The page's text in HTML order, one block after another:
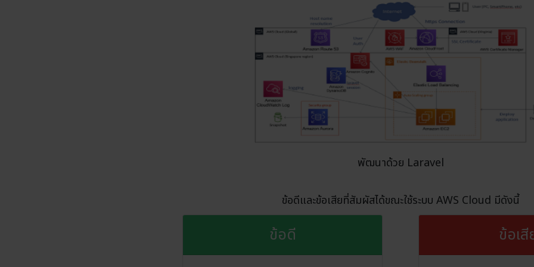
พัฒนาด้วย Laravel
ข้อดีและข้อเสียที่สัมผัสได้ขณะใช้ระบบ AWS Cloud มีดังนี้
ข้อดี ข้อเ